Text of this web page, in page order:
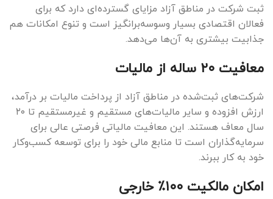
ثبت شرکت در مناطق آزاد مزایای گسترده‌ای دارد که برای
فعالان اقتصادی بسیار وسوسه‌برانگیز است و تنوع امکانات هم
جذابیت بیشتری به آن‌ها می‌دهد.
معافیت ۲۰ ساله از مالیات
شرکت‌های ثبت‌شده در مناطق آزاد از پرداخت مالیات بر درآمد،
ارزش افزوده و سایر مالیات‌های مستقیم و غیرمستقیم تا ۲۰
سال معاف هستند. این معافیت مالیاتی فرصتی عالی برای
سرمایه‌گذاران است تا منابع مالی خود را برای توسعه کسب‌وکار
خود به کار ببرند.
امکان مالکیت ۱۰۰٪ خارجی